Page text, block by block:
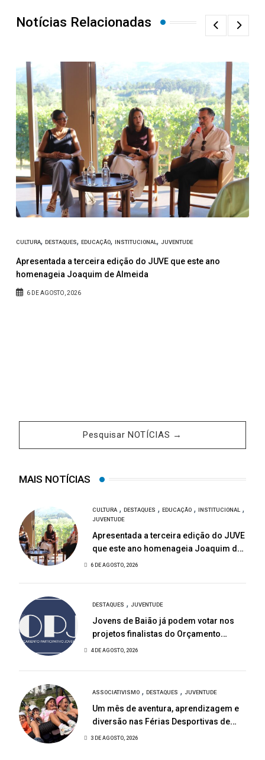
Notícias Relacionadas
CULTURA, DESTAQUES, EDUCAÇÃO, INSTITUCIONAL , JUVENTUDE
Apresentada a terceira edição do JUVE que este ano
homenageia Joaquim de Almeida
6 DE AGOSTO, 2026
Pesquisar NOTÍCIAS →
MAIS NOTÍCIAS
CULTURA , DESTAQUES , EDUCAÇÃO , INSTITUCIONAL ,
JUVENTUDE
Apresentada a terceira edição do JUVE
que este ano homenageia Joaquim de
Almeida
6 DE AGOSTO, 2026
DESTAQUES , JUVENTUDE
Jovens de Baião já podem votar nos
projetos finalistas do Orçamento
Participativo Jovem 2026
4 DE AGOSTO, 2026
ASSOCIATIVISMO , DESTAQUES , JUVENTUDE
Um mês de aventura, aprendizagem e
diversão nas Férias Desportivas de
Baião
3 DE AGOSTO, 2026